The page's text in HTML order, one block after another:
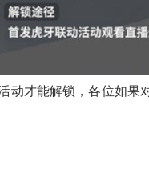
动才能解锁，各位如果